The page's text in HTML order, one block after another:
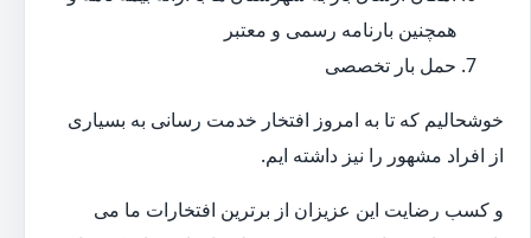
همچنین بارنامه رسمی و معتبر
حمل بار تخصصی
خوشحالیم که تا به امروز افتخار خدمت رسانی به بسیاری
از افراد مشهور را نیز داشته ایم.
و کسب رضایت این عزیزان از برترین افتخارات ما می